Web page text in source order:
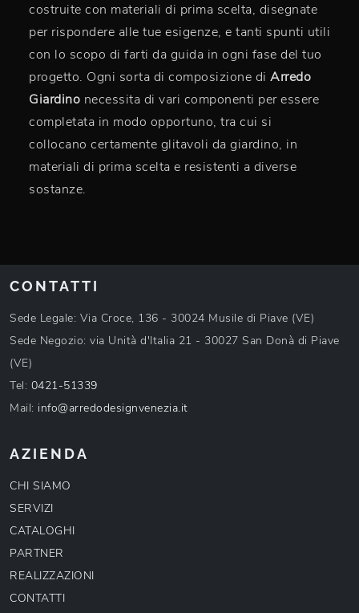
costruite con materiali di prima scelta, disegnate
per rispondere alle tue esigenze, e tanti spunti utili
con lo scopo di farti da guida in ogni fase del tuo
progetto. Ogni sorta di composizione di Arredo
Giardino necessita di vari componenti per essere
completata in modo opportuno, tra cui si
collocano certamente glitavoli da giardino, in
materiali di prima scelta e resistenti a diverse
sostanze.
CONTATTI
Sede Legale: Via Croce, 136 - 30024 Musile di Piave (VE)
Sede Negozio: via Unità d'Italia 21 - 30027 San Donà di Piave
(VE)
Tel: 0421-51339
Mail: info@arredodesignvenezia.it
AZIENDA
CHI SIAMO
SERVIZI
CATALOGHI
PARTNER
REALIZZAZIONI
CONTATTI